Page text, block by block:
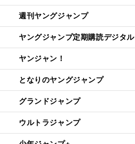
週刊ヤングジャンプ
ヤングジャンプ定期購読デジタル
ヤンジャン！
となりのヤングジャンプ
グランドジャンプ
ウルトラジャンプ